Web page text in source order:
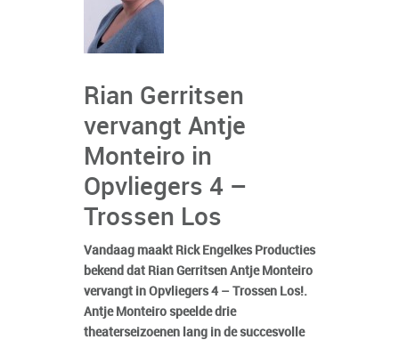
Rian Gerritsen
vervangt Antje
Monteiro in
Opvliegers 4 –
Trossen Los
Vandaag maakt Rick Engelkes Producties
bekend dat Rian Gerritsen Antje Monteiro
vervangt in Opvliegers 4 – Trossen Los!.
Antje Monteiro speelde drie
theaterseizoenen lang in de succesvolle